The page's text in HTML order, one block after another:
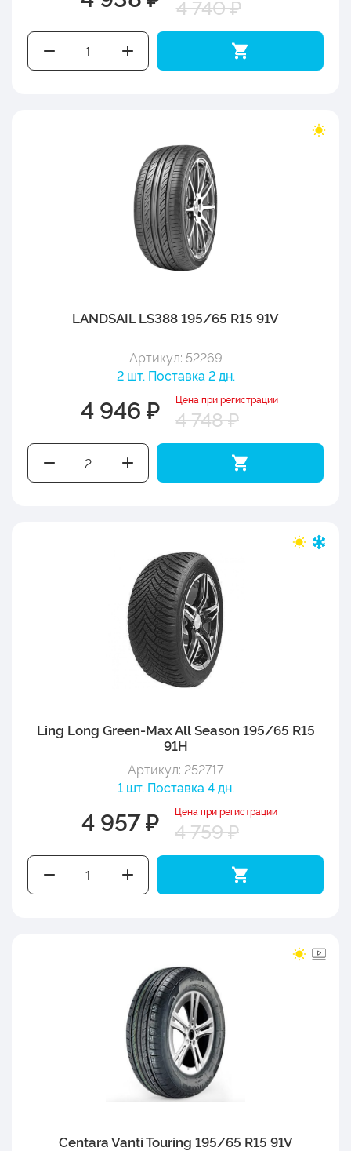
4 740 ₽
LANDSAIL LS388 195/65 R15 91V
Артикул: 52269
2 шт. Поставка 2 дн.
4 946 ₽ Цена при регистрации
4 748 ₽
Ling Long Green-Max All Season 195/65 R15
91H
Артикул: 252717
1 шт. Поставка 4 дн.
4 957 ₽ Цена при регистрации
4 759 ₽
Centara Vanti Touring 195/65 R15 91V